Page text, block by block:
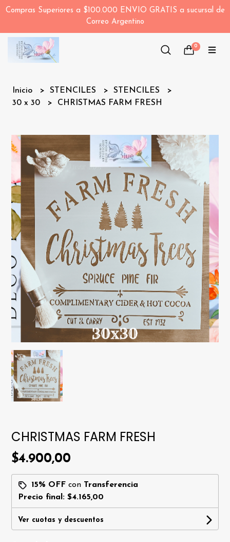
Compras Superiores a $100.000 ENVIO GRATIS a sucursal de
Correo Argentino
0
Inicio STENCILES
STENCILES
30 x 30
CHRISTMAS FARM FRESH
CHRISTMAS FARM FRESH
$4.900,00
15% OFF con Transferencia
Precio final:$4.165,00
Ver cuotas y descuentos